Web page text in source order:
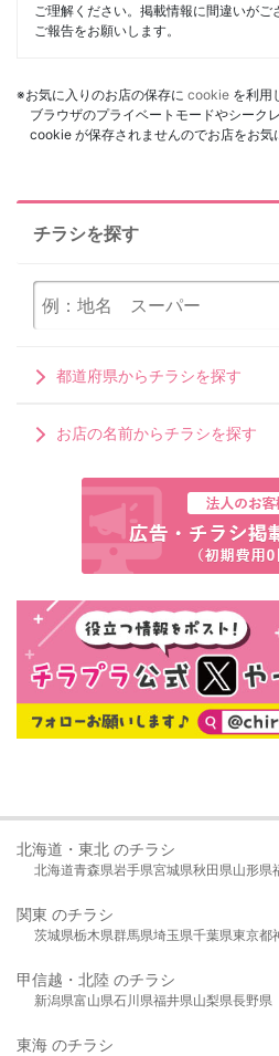
ご理解ください。掲載情報に間違いがご
ご報告をお願いします。
※お気に入りのお店の保存に cookie を利用
ブラウザのプライベートモードやシーク
cookie が保存されませんのでお店をお気
チラシを探す
都道府県からチラシを探す
お店の名前からチラシを探す
北海道・東北 のチラシ
北海道青森県岩手県宮城県秋田県山形県
関東 のチラシ
茨城県栃木県群馬県埼玉県千葉県東京都
甲信越・北陸 のチラシ
新潟県富山県石川県福井県山梨県長野県
東海 のチラシ